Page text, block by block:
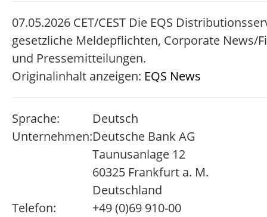
07.05.2026 CET/CEST Die EQS
gesetzliche Meldepflichten, Corporate News/
und Pressemitteilungen.
Originalinhalt anzeigen: EQS News
Sprache:
Deutsch
Unternehmen:Deutsche Bank AG
Taunusanlage 12
60325 Frankfurt a. M.
Deutschland
Telefon:
+49 (0)69 910-00